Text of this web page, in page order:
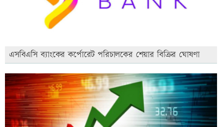
এসবিএসি ব্যাংকের কর্পোরেট পরিচালকের শেয়ার বিক্রির ঘোষণা